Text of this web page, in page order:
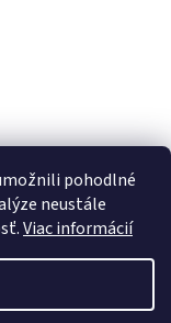
pohodlné
neustále
Viac informácií